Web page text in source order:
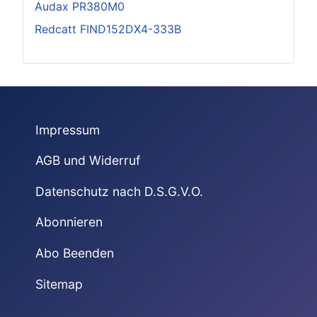
Audax PR380M0
Redcatt FIND152DX4-333B
Impressum
AGB und Widerruf
Datenschutz nach D.S.G.V.O.
Abonnieren
Abo Beenden
Sitemap